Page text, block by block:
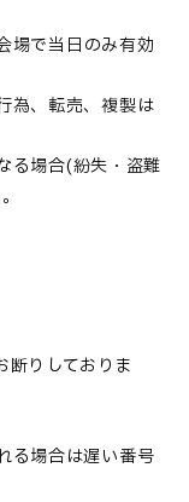
場で当日のみ有効
為、転売、複製は
る場合(紛失・盗難
りしておりま
る場合は遅い番号